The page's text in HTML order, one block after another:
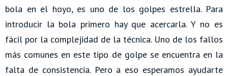
bola en el hoyo, es uno de los golpes estrella. Para
introducir la bola primero hay que acercarla. Y no es
fácil por la complejidad de la técnica. Uno de los fallos
más comunes en este tipo de golpe se encuentra en la
falta de consistencia. Pero a eso esperamos ayudarte